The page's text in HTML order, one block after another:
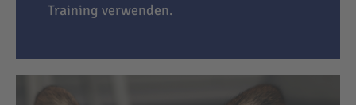
Training verwenden.